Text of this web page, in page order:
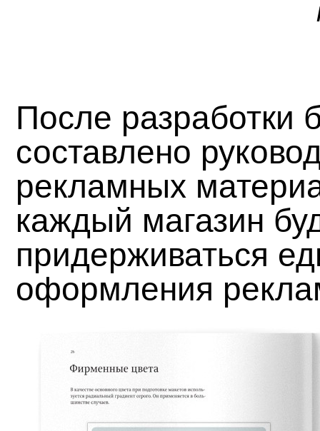
После разработки
составлено
рекламных
каждый магазин
придерживаться
оформления